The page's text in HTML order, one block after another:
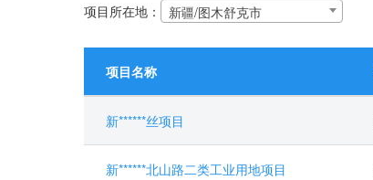
项目所在地： 新疆/图木舒克市
项目名称
新******丝项目
新******北山路二类工业用地项目